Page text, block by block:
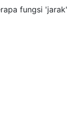
fungsi